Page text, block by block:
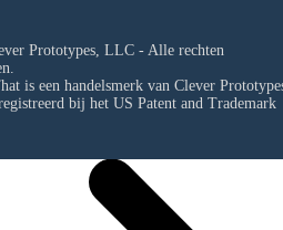
Prototypes, LLC - Alle rechten
is een handelsmerk van Clever
bij het US Patent and Trademark